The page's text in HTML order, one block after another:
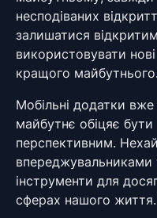
несподіваних
залишатися
використовувати
кращого майбутнього.
Мобільні додатки
майбутнє обіцяє
перспективним.
впереджувальниками
інструменти для
сферах нашого життя.